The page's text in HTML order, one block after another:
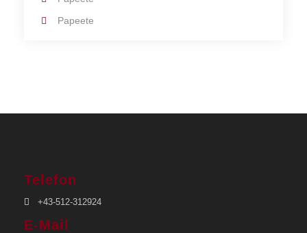
Papeete
Telefon
+43-512-312924
E-Mail